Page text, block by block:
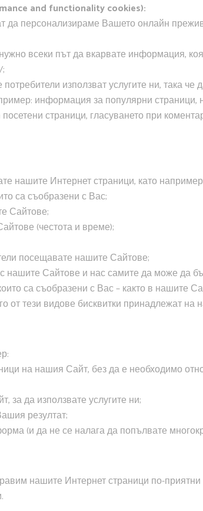
and functionality cookies):
да персонализираме Вашето онлайн
всеки път да вкарвате информация,
използват услугите ни, така
информация за популярни страници,
страници, гласуването при
нашите Интернет страници, като
са съобразени с Вас;
Сайтове;
(честота и време);
посещавате нашите Сайтове;
нашите Сайтове и нас самите да може да
са съобразени с Вас – както в нашите
от тези видове бисквитки принадлежат на
на нашия Сайт, без да е необходимо
за да използвате услугите ни;
резултат;
(и да не се налага да попълвате
нашите Интернет страници по-приятни